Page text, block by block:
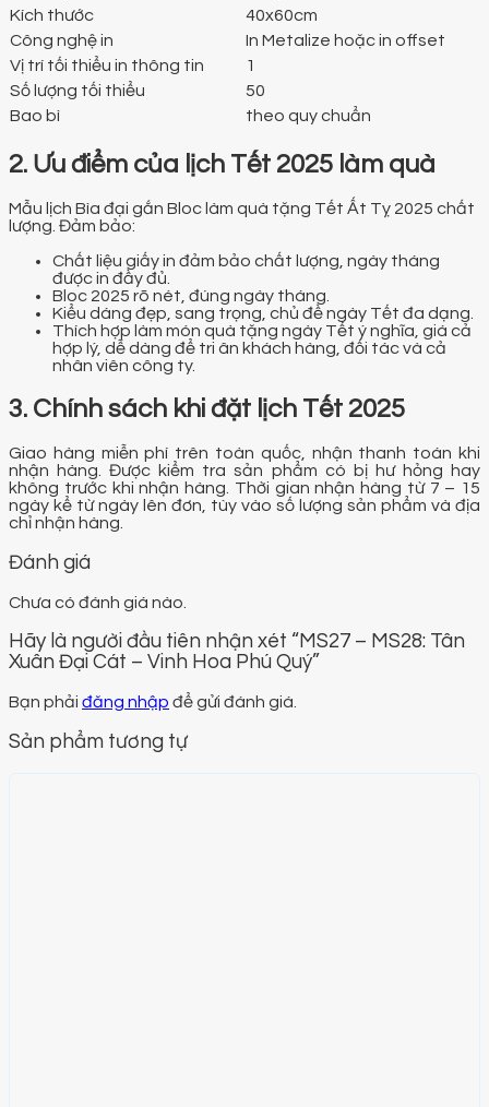
Kích thước
40x60cm
Công nghệ in
In Metalize hoặc in offset
Vị trí tối thiểu in thông tin
1
Số lượng tối thiểu
50
Bao bì
theo quy chuẩn
2. Ưu điểm của lịch Tết 2025 làm quà
Mẫu lịch Bìa đại gắn Bloc làm quà tặng Tết Ất Tỵ 2025 chất
lượng. Đảm bảo:
Chất liệu giấy in đảm bảo chất lượng, ngày tháng
được in đầy đủ.
Bloc 2025 rõ nét, đúng ngày tháng.
Kiểu dáng đẹp, sang trọng, chủ đề ngày Tết đa dạng.
Thích hợp làm món quà tặng ngày Tết ý nghĩa, giá cả
hợp lý, dễ dàng để tri ân khách hàng, đối tác và cả
nhân viên công ty.
3. Chính sách khi đặt lịch Tết 2025
Giao hàng miễn phí trên toàn quốc, nhận thanh toán khi
nhận hàng. Được kiểm tra sản phẩm có bị hư hỏng hay
không trước khi nhận hàng. Thời gian nhận hàng từ 7 – 15
ngày kể từ ngày lên đơn, tùy vào số lượng sản phẩm và địa
chỉ nhận hàng.
Đánh giá
Chưa có đánh giá nào.
Hãy là người đầu tiên nhận xét “MS27 – MS28: Tân
Xuân Đại Cát – Vinh Hoa Phú Quý”
Bạn phải đăng nhập để gửi đánh giá.
Sản phẩm tương tự